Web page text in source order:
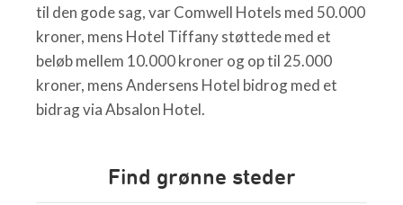
til den gode sag, var Comwell Hotels med 50.000
kroner, mens Hotel Tiffany støttede med et
beløb mellem 10.000 kroner og op til 25.000
kroner, mens Andersens Hotel bidrog med et
bidrag via Absalon Hotel.
Find grønne steder